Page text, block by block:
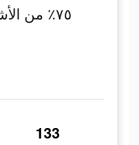
٧٥٪ من
133